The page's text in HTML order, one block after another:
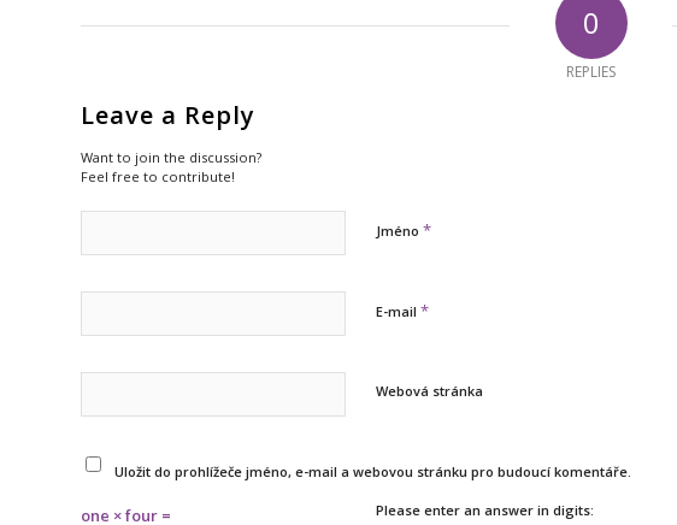
0
REPLIES
Leave a Reply
Want to join the discussion?
Feel free to contribute!
Jméno *
E-mail *
Webová stránka
Uložit do prohlížeče jméno, e-mail a webovou stránku pro budoucí komentáře.
Please enter an answer in digits:
one × four =